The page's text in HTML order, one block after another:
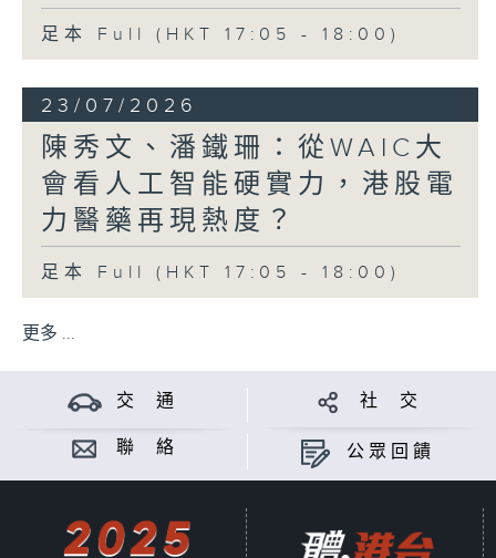
足本 Full (HKT 17:05 - 18:00)
23/07/2026
陳秀文、潘鐵珊：從WAIC大
會看人工智能硬實力，港股電
力醫藥再現熱度？
足本 Full (HKT 17:05 - 18:00)
更多 ...
交 通 社 交
聯 絡 公眾回饋